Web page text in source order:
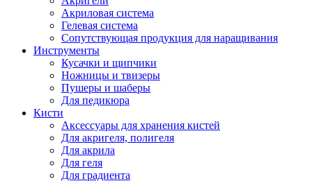
Акриловая система
Гелевая система
Сопутствующая продукция для наращивания
Инструменты
Кусачки и щипчики
Ножницы и твизеры
Пушеры и шаберы
Для педикюра
Кисти
Аксессуары для хранения кистей
Для акригеля, полигеля
Для акрила
Для геля
Для градиента